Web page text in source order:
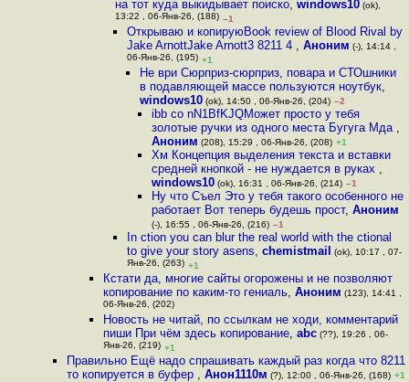
на тот куда выкидывает поиско, windows10(ok),
13:22 , 06-Янв-26, (188) –1
Открываю и копируюBook review of Blood Rival by
Jake ArnottJake Arnott3 8211 4 ,Аноним (-), 14:14 ,
06-Янв-26, (195) +1
Не ври Сюрприз-сюрприз, повара и СТОшники
в подавляющей массе пользуются ноутбук,
windows10(ok), 14:50 , 06-Янв-26, (204) –2
ibb co nN1BfKJQМожет просто у тебя
золотые ручки из одного места Бугуга Мда ,
Аноним (208), 15:29 , 06-Янв-26, (208) +1
Хм Концепция выделения текста и вставки
средней кнопкой - не нуждается в руках ,
windows10(ok), 16:31 , 06-Янв-26, (214) –1
Ну что Съел Это у тебя такого особенного не
работает Вот теперь будешь прост, Аноним
(-), 16:55 , 06-Янв-26, (216) –1
In ction you can blur the real world with the ctional
to give your story asens,chemistmail (ok), 10:17 , 07-
Янв-26, (263) +1
Кстати да, многие сайты огорожены и не позволяют
копирование по каким-то гениаль, Аноним (123), 14:41 ,
06-Янв-26, (202)
Новость не читай, по ссылкам не ходи, комментарий
пиши При чём здесь копирование, abc(??), 19:26 , 06-
Янв-26, (219) +1
Правильно Ещё надо спрашивать каждый раз когда что 8211
то копируется в буфер , Анон1110м (?), 12:00 , 06-Янв-26, (168) +1